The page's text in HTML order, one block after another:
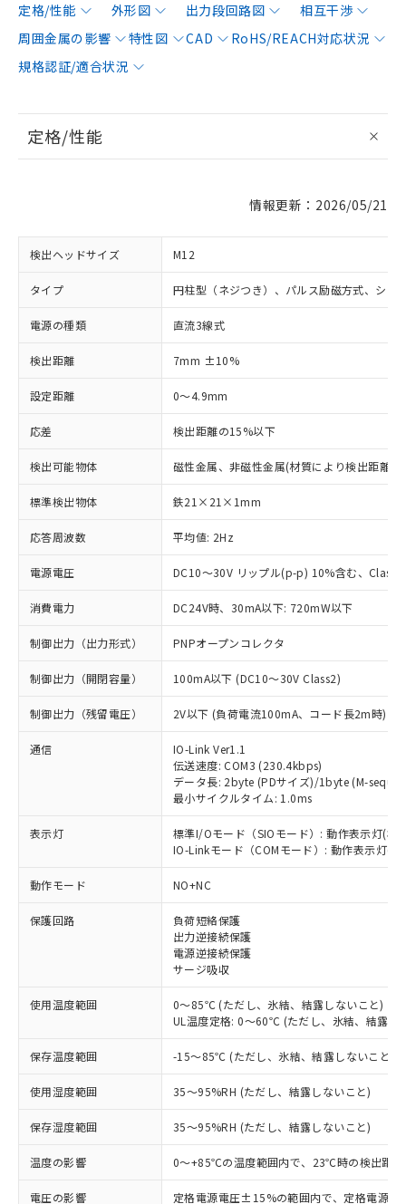
定格/性能 外形図 出力段回路図
相互干渉
周囲金属の影響
特性図 CAD
RoHS/REACH対応状況
規格認証/適合状況
定格/性能
情報更新：2026/05/21
検出ヘッドサイズ M12
タイプ 円柱型（ネジつき）、パルス励磁方式、シー
電源の種類 直流3線式
検出距離 7mm ±10%
設定距離 0～4.9mm
応差 検出距離の15%以下
検出可能物体 磁性金属、非磁性金属(材質により検出距離が
標準検出物体 鉄21×21×1mm
応答周波数 平均値: 2Hz
電源電圧 DC10～30V リップル(p-p) 10%含む、Class2
消費電力 DC24V時、30mA以下: 720mW以下
制御出力（出力形式） PNPオープンコレクタ
制御出力（開閉容量） 100mA以下 (DC10～30V Class2)
制御出力（残留電圧） 2V以下 (負荷電流100mA、コード長2m時)
通信
IO-Link Ver1.1
伝送速度: COM3 (230.4kbps)
データ長: 2byte (PDサイズ)/1byte (M-
最小サイクルタイム: 1.0ms
表示灯
標準I/Oモード（SIOモード）: 動作表示灯(橙
IO-Linkモード（COMモード）: 動作表示灯(
動作モード NO+NC
保護回路
負荷短絡保護
出力逆接続保護
電源逆接続保護
サージ吸収
使用温度範囲
0～85℃ (ただし、氷結、結露しないこと)
UL温度定格: 0～60℃ (ただし、氷結、結露し
保存温度範囲 -15～85℃ (ただし、氷結、結露しないこと)
使用湿度範囲 35～95%RH (ただし、結露しないこと)
保存湿度範囲 35～95%RH (ただし、結露しないこと)
温度の影響 0～+85℃の温度範囲内で、23℃時の検出距
電圧の影響 定格電源電圧±15%の範囲内で、定格電源
ご利用条件
以下の条件をお読みいただき、同意のうえ
ご利用ください。
本サービスは、当社制御機器事業取扱
商品の当社在庫状況および標準価格
(税抜)を提供させていただくもので
当社制御機器事業取扱商品の中には、
本サービスの対象外となる商品もある
ことをご了承ください。
対応済み：EU RoHS指令（10物質）の
非含有に対応した製品が提供可能な商品で
対応予定：EU RoHS指令（10物質）の非含
有に対応した製品に切り替える予定のある
商品です。
対応予定なし：EU RoHS指令（10物質）の
非含有に非対応の商品で、対応品を出す予
定はありません。
調査・確認中：EU RoHS指令（10物質）の
非含有の対応状況を調査中または確認中の
非該当品：ライセンス料など無形物で、有
害物質有無と関係のない商品です。
仕入先様の事情により、非含有部品として
いたものが、含有品と判明した場合などや
※1 中国RoHS○×表
「○」：最大均質材料含有率が中国RoHSの
基準値以下であることを示します。
「×」：最大均質材料含有率が中国RoHSの
基準値を超えていることを示します。
当社は、これら貴社製品のうち、外国